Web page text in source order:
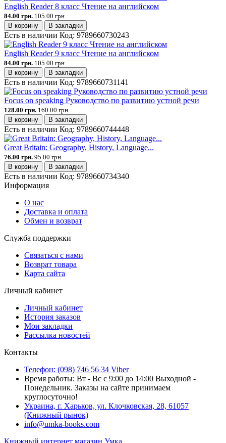
English Reader 8 класс Чтение на английском
84.00 грн. 105.00 грн.
В корзину
В закладки
Есть в наличии Код: 9789660730243
English Reader 9 класс Чтение на английском
84.00 грн. 105.00 грн.
В корзину
В закладки
Есть в наличии Код: 9789660731141
Focus on speaking Руководство по развитию устной речи
128.00 грн. 160.00 грн.
В корзину
В закладки
Есть в наличии Код: 9789660744448
Great Britain: Geography, History, Language...
76.00 грн. 95.00 грн.
В корзину
В закладки
Есть в наличии Код: 9789660734340
Информация
О нас
Доставка и оплата
Обмен и возврат
Служба поддержки
Связаться с нами
Возврат товара
Карта сайта
Личный кабинет
Личный кабинет
История заказов
Мои закладки
Рассылка новостей
Контакты
Телефон: (098) 746 56 34 Viber
Время работы: Вт - Вс с 9:00 до 14:00 Выходной -
Понедельник. Заказы на сайте принимаем
круглосуточно!
Украина, г. Харьков, ул. Клочковская, 28, 61057
(Книжный рынок)
info@umka-books.com